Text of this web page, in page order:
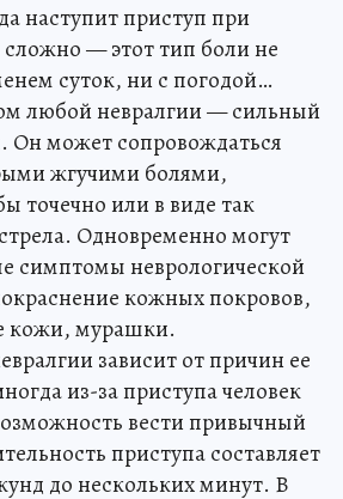
наступит приступ при
сложно — этот тип боли не
суток, ни с погодой…
любой невралгии — сильный
Он может сопровождаться
жгучими болями,
точечно или в виде так
Одновременно могут
симптомы неврологической
кожных покровов,
кожи, мурашки.
зависит от причин ее
из-за приступа человек
вести привычный
приступа составляет
до нескольких минут. В